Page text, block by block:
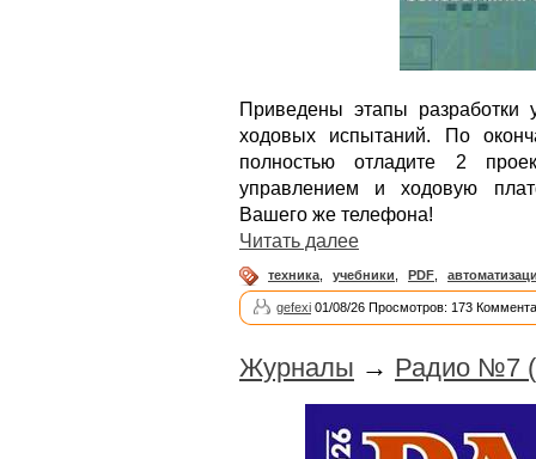
Приведены этапы разработки
ходовых испытаний. По
полностью отладите 2
управлением и ходовую
Вашего же телефона!
Читать далее
техника учебники PDF
gefexi 01/08/26 Просмотров: 173
Журналы → Радио №7